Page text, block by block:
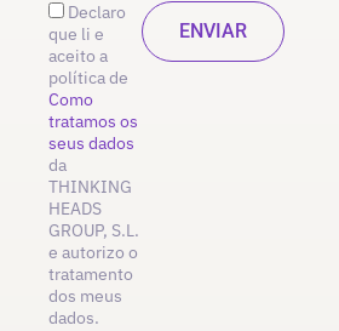
Declaro
que li e
aceito a
política de
Como
tratamos os
seus dados
da
THINKING
HEADS
GROUP, S.L.
e autorizo o
tratamento
dos meus
dados.